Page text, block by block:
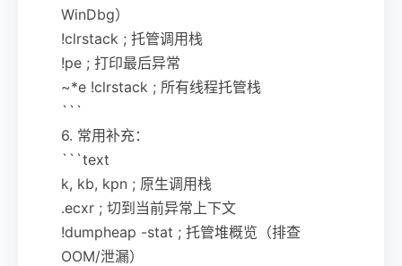
WinDbg）
!clrstack ; 托管调用栈
!pe ; 打印最后异常
~*e !clrstack ; 所有线程托管栈
```
6. 常用补充：
```text
k, kb, kpn ; 原生调用栈
.ecxr ; 切到当前异常上下文
!dumpheap -stat ; 托管堆概览（排查
OOM/泄漏）